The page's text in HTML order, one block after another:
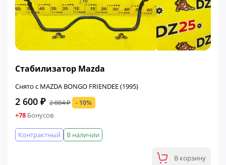
Стабилизатор Mazda
Снято с MAZDA BONGO FRIENDEE (1995)
2 600 ₽ 2 884 ₽ - 10%
+78 Бонусов
В наличии
Контрактный
В корзину